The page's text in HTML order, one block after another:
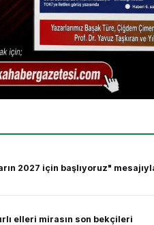
2027 için başlıyoruz"
elleri mirasın son bekçileri